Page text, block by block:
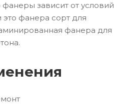
зависит от условий
это фанера сорт для
фанера для